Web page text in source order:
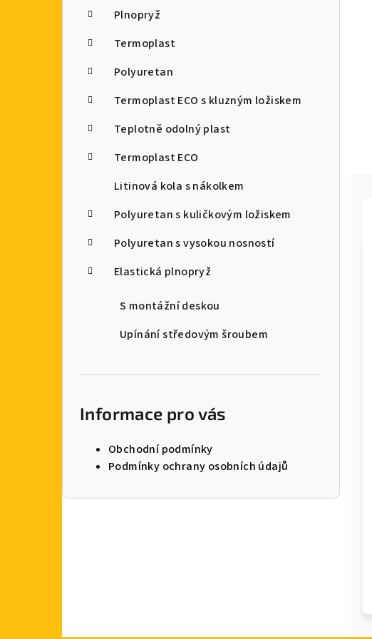
Plnopryž
Termoplast
Polyuretan
Termoplast ECO s kluzným ložiskem
Teplotně odolný plast
Termoplast ECO
Litinová kola s nákolkem
Polyuretan s kuličkovým ložiskem
Polyuretan s vysokou nosností
Elastická plnopryž
S montážní deskou
Upínání středovým šroubem
Informace pro vás
Obchodní podmínky
Podmínky ochrany osobních údajů